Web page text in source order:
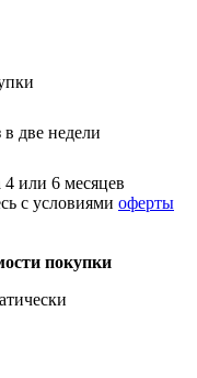
две недели
или 6 месяцев
с условиями оферты
покупки